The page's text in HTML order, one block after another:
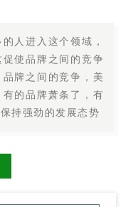
人进入这个领域，
使品牌之间的竞争
牌之间的竞争，美
有的品牌萧条了，有
持强劲的发展态势